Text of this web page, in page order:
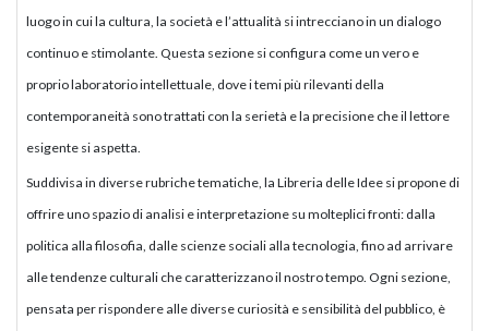
luogo in cui la cultura, la società e l’attualità si intrecciano in un dialogo
continuo e stimolante. Questa sezione si configura come un vero e
proprio laboratorio intellettuale, dove i temi più rilevanti della
contemporaneità sono trattati con la serietà e la precisione che il lettore
esigente si aspetta.
Suddivisa in diverse rubriche tematiche, la Libreria delle Idee si propone di
offrire uno spazio di analisi e interpretazione su molteplici fronti: dalla
politica alla filosofia, dalle scienze sociali alla tecnologia, fino ad arrivare
alle tendenze culturali che caratterizzano il nostro tempo. Ogni sezione,
pensata per rispondere alle diverse curiosità e sensibilità del pubblico, è